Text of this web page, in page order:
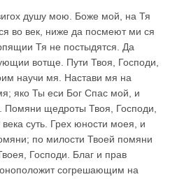
душу мою. Боже мой, на Тя
во век, ниже да посмеют ми ся
Тя не постыдятся. Да
вотще. Пути Твоя, Господи,
научи мя. Настави мя на
яко Ты еси Бог Спас мой, и
Помяни щедроты Твоя, Господи,
суть. Грех юности моея, и
по милости Твоей помяни
Господи. Благ и прав
согрешающим на